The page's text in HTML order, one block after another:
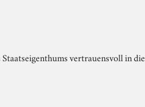
vertrauensvoll in die